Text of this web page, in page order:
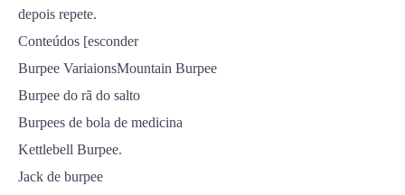
depois repete.
Conteúdos [esconder
Burpee VariaionsMountain Burpee
Burpee do rã do salto
Burpees de bola de medicina
Kettlebell Burpee.
Jack de burpee